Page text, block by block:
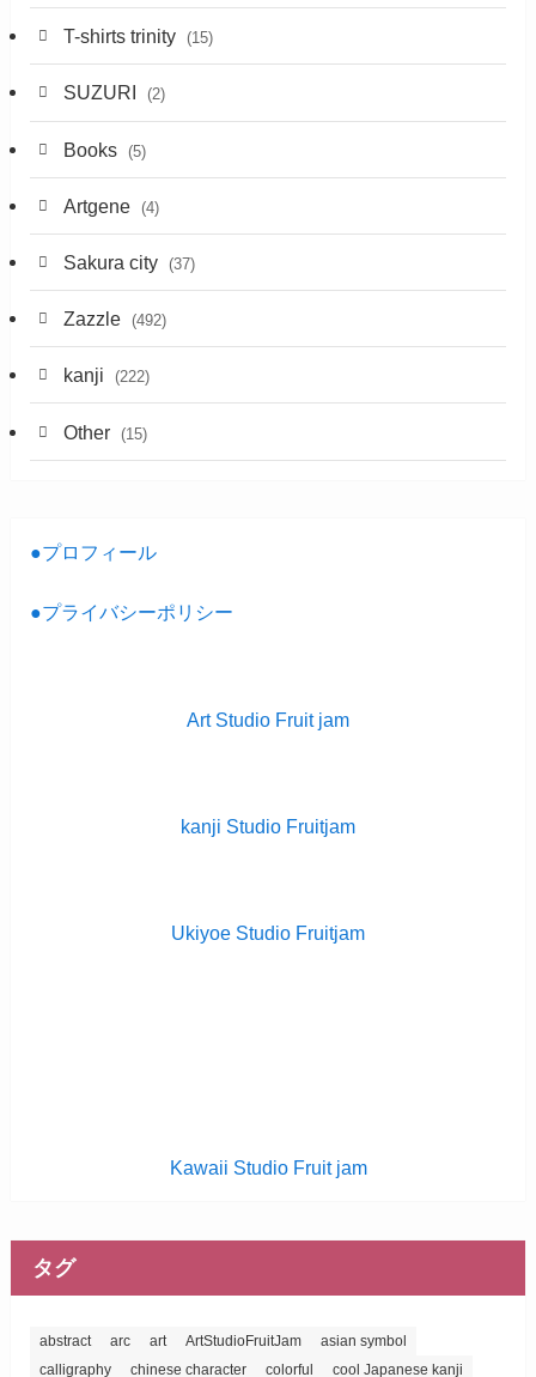
T-shirts trinity (15)
SUZURI (2)
Books (5)
Artgene (4)
Sakura city (37)
Zazzle (492)
kanji (222)
Other (15)
●プロフィール
●プライバシーポリシー
Art Studio Fruit jam
kanji Studio Fruitjam
Ukiyoe Studio Fruitjam
Kawaii Studio Fruit jam
タグ
abstract arc art ArtStudioFruitJam
asian symbol
calligraphy
chinese character colorful cool Japanese kanji